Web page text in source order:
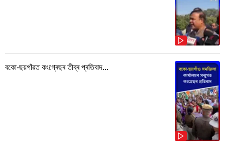
বকো-ছয়গাঁৱত কংগ্ৰেছৰ তীব্ৰ প্ৰতিবাদ...